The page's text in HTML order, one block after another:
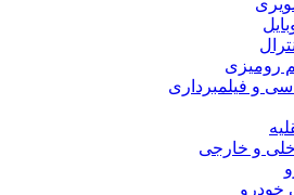
رومیزی
و فیلمبرداری
و خارجی
خودرو